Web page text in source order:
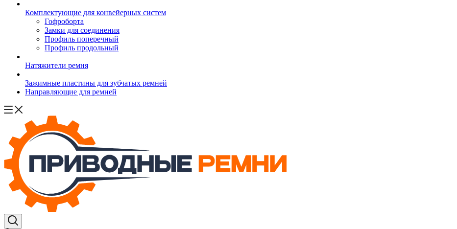
Комплектующие для конвейерных систем
Гофроборта
Замки для соединения
Профиль поперечный
Профиль продольный
Натяжители ремня
Зажимные пластины для зубчатых ремней
Направляющие для ремней